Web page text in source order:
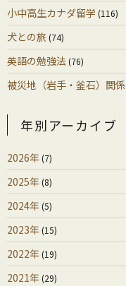
小中高生カナダ留学 (116)
犬との旅 (74)
英語の勉強法 (76)
被災地（岩手・釜石）関係
年別アーカイブ
2026年(7)
2025年(8)
2024年(5)
2023年(15)
2022年(19)
2021年(29)